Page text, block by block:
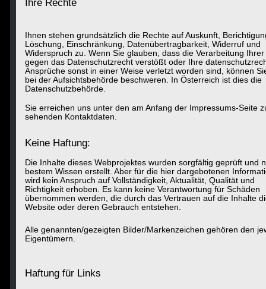
Ihre Rechte
Ihnen stehen grundsätzlich die Rechte auf Auskunft,
Löschung, Einschränkung, Datenübertragbarkeit, Widerruf und
Widerspruch zu. Wenn Sie glauben, dass die Verarbeitung
gegen das Datenschutzrecht verstößt oder Ihre
Ansprüche sonst in einer Weise verletzt worden sind, können
bei der Aufsichtsbehörde beschweren. In Österreich ist dies die
Datenschutzbehörde.
Sie erreichen uns unter den am Anfang der Impressums-Seite
sehenden Kontaktdaten.
Keine Haftung:
Die Inhalte dieses Webprojektes wurden sorgfältig geprüft und
bestem Wissen erstellt. Aber für die hier dargebotenen
wird kein Anspruch auf Vollständigkeit, Aktualität, Qualität und
Richtigkeit erhoben. Es kann keine Verantwortung für Schäden
übernommen werden, die durch das Vertrauen auf die Inhalte
Website oder deren Gebrauch entstehen.
Alle genannten/gezeigten Bilder/Markenzeichen gehören den
Eigentümern.
Haftung für Links